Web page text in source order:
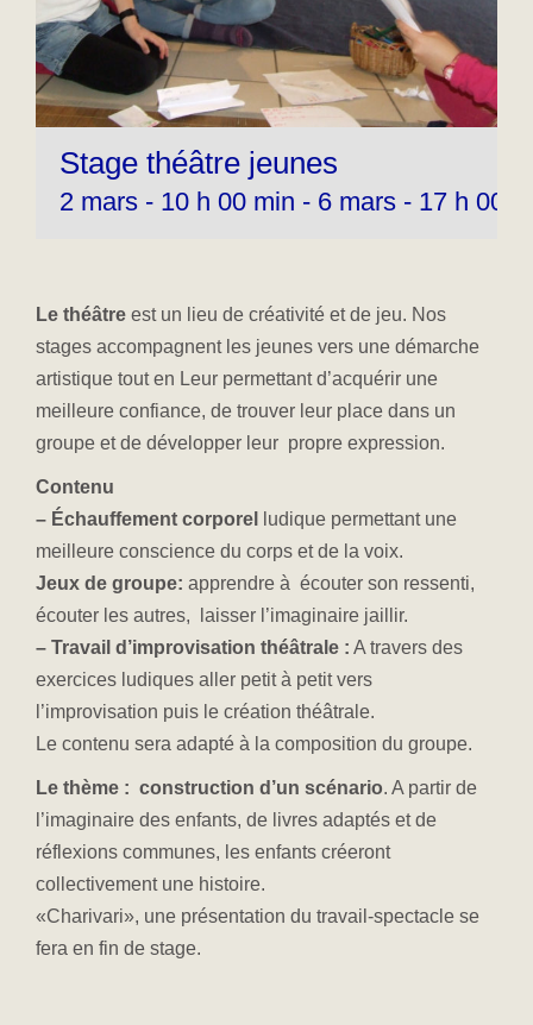
Stage théâtre jeunes
2 mars - 10 h 00 min - 6 mars - 17 h 00
Le théâtre est un lieu de créativité et de jeu. Nos
stages accompagnent les jeunes vers une démarche
artistique tout en Leur permettant d’acquérir une
meilleure confiance, de trouver leur place dans un
groupe et de développer leur propre expression.
Contenu
– Échauffement corporel
ludique permettant une
meilleure conscience du corps et de la voix.
Jeux de groupe: apprendre à écouter son ressenti,
écouter les autres, laisser l’imaginaire jaillir.
– Travail d’improvisation théâtrale : A travers des
exercices ludiques aller petit à petit vers
l’improvisation puis le création théâtrale.
Le contenu sera adapté à la composition du groupe.
Le thème : construction d’un scénario. A partir de
l’imaginaire des enfants, de livres adaptés et de
réflexions communes, les enfants créeront
collectivement une histoire.
«Charivari», une présentation du travail-spectacle se
fera en fin de stage.